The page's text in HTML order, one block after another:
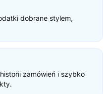
dobrane stylem,
zamówień i szybko